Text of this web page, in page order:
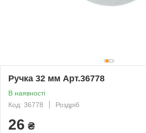
Ручка 32 мм Арт.36778
В наявності
Код: 36778
Роздріб
26 ₴